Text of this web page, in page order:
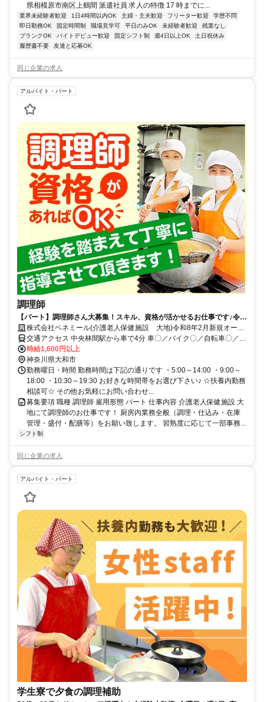
県相模原市南区上鶴間 派遣社員 求人の特徴 17 時までに...
業界未経験者歓迎 1日4時間以内OK 主婦・主夫歓迎 フリーター歓迎
学歴不問
即日勤務OK
固定時間制 職場見学可 平日のみOK 未経験者歓迎
残業なし
ブランクOK
バイトデビュー歓迎 固定シフト制 週4日以上OK
土日祝休み
履歴書不要
友達と応募OK
同じ企業の求人
アルバイト・パート
調理師
【パート】調理師さん大募集！スキル、資格が活かせるお仕事です♪令和
8年2月新規オープン☆
株式会社ベネミール(介護老人保健施設 大地)令和8年2月新規オープ
ン
交通アクセス 中央林間駅から車で4分 車〇／バイク〇／自転車〇／公
共交通機関〇
時給1,600円以上
神奈川県大和市
勤務曜日・時間 勤務時間は下記の通りです ・5:00～14:00 ・9:00～
18:00 ・10:30～19:30 お好きな時間帯をお選び下さい♪ ☆扶養内勤務
相談可☆ その他お気軽にお問い合わせ...
募集要項 職種 調理師 雇用形態 パート 仕事内容 介護老人保健施設 大
地にて調理師のお仕事です！ 厨房内業務全般（調理・仕込み・在庫
管理・盛付・配膳等）をお願い致します。 習熟度に応じて一部事務...
シフト制
同じ企業の求人
アルバイト・パート
学生寮で夕食の調理補助